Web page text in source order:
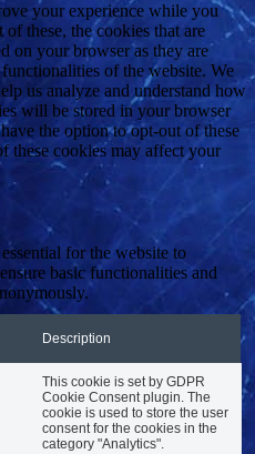
your experience while you
these, the cookies that are
on your browser as they are
of the website. We
us analyze and understand how
will be stored in your browser
the option to opt-out of these
these cookies may affect your
for the website to
basic functionalities and
Description
This cookie is set by GDPR
Cookie Consent plugin. The
cookie is used to store the user
consent for the cookies in the
category "Analytics".